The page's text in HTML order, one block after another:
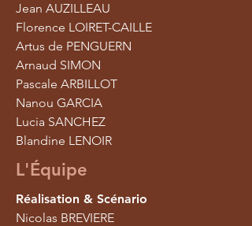
Jean AUZILLEAU
Florence LOIRET-CAILLE
Artus de PENGUERN
Arnaud SIMON
Pascale ARBILLOT
Nanou GARCIA
Lucia SANCHEZ
Blandine LENOIR
L'Équipe
Réalisation & Scénario
Nicolas BREVIERE